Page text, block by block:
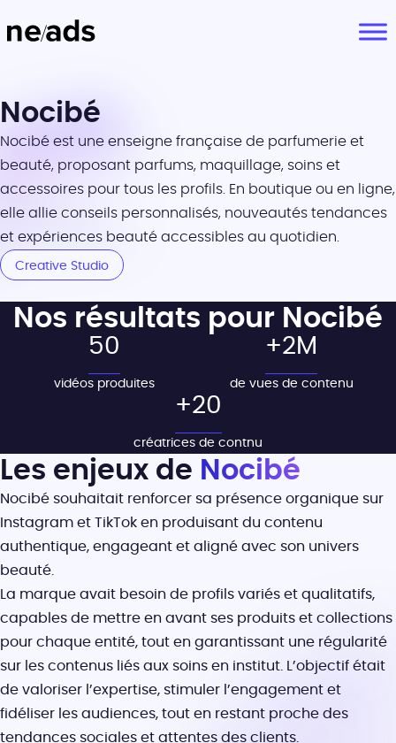
Nocibé
Nocibé est une enseigne française de parfumerie et
beauté, proposant parfums, maquillage, soins et
accessoires pour tous les profils. En boutique ou en ligne,
elle allie conseils personnalisés, nouveautés tendances
et expériences beauté accessibles au quotidien.
Creative Studio
Nos résultats pour Nocibé
50
vidéos produites
+2M
de vues de contenu
+20
créatrices de contnu
Les enjeux de Nocibé
Nocibé souhaitait renforcer sa présence organique sur
Instagram et TikTok en produisant du contenu
authentique, engageant et aligné avec son univers
beauté.
La marque avait besoin de profils variés et qualitatifs,
capables de mettre en avant ses produits et collections
pour chaque entité, tout en garantissant une régularité
sur les contenus liés aux soins en institut. L’objectif était
de valoriser l’expertise, stimuler l’engagement et
fidéliser les audiences, tout en restant proche des
tendances sociales et attentes des clients.